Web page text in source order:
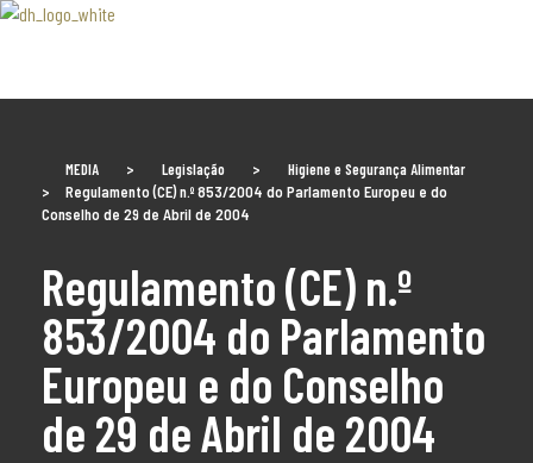
MEDIA > Legislação >
Higiene e Segurança Alimentar
>
Regulamento (CE) n.º 853/2004 do Parlamento Europeu e do
Conselho de 29 de Abril de 2004
Regulamento (CE) n.º
853/2004 do Parlamento
Europeu e do Conselho
de 29 de Abril de 2004